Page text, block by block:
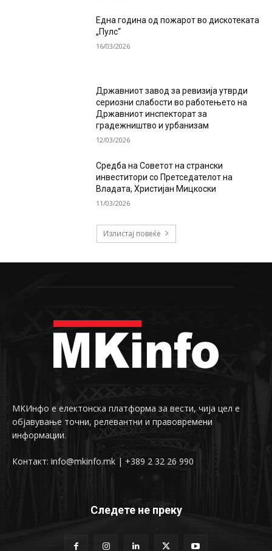
Една година од пожарот во дискотеката
„Пулс“
16/03/2026
Државниот завод за ревизија утврди
сериозни слабости во работењето на
Државниот инспекторат за
градежништво и урбанизам
12/03/2026
Средба на Советот на странски
инвеститори со Претседателот на
Владата, Христијан Мицкоски
11/03/2026
Излистај повеќе
МКИнфо е електонска платформа за вести, чија цел е
објавување точни, релевантни и правовремени
информации.
Контакт: info@mkinfo.mk | +389 2 32 26 990
Следете не преку